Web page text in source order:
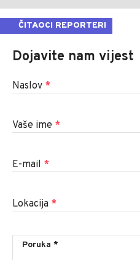
ČITAOCI REPORTERI
Dojavite nam vijest
Naslov *
Vaše ime *
E-mail *
Lokacija *